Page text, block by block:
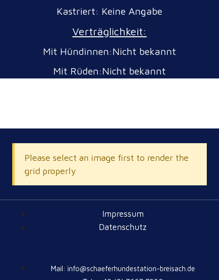
Kastriert: Keine Angabe
Verträglichkeit:
Mit Hündinnen:Nicht bekannt
Mit Rüden:Nicht bekannt
Please select an image first to render the
grid properly
Impressum
Datenschutz
Mail: info@schaeferhundestation-breisach.de